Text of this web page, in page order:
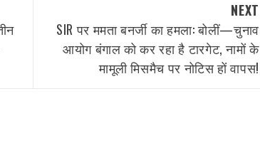
NEXT
SIR पर ममता बनर्जी का हमला: बोलीं—चुनाव
आयोग बंगाल को कर रहा है टारगेट, नामों के
मामूली मिसमैच पर नोटिस हों वापस!